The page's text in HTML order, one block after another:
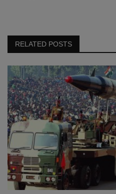
RELATED POSTS